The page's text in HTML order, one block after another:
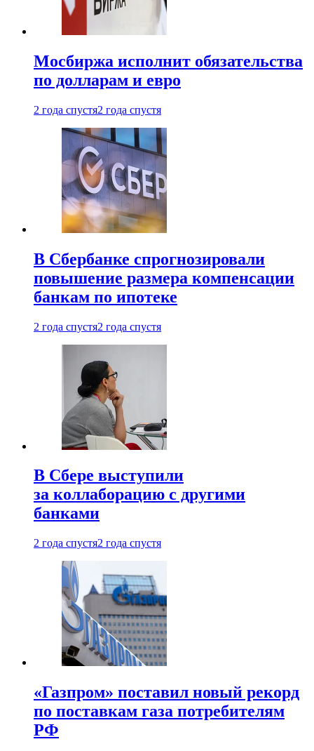
Мосбиржа исполнит обязательства
по долларам и евро
2 года спустя2 года спустя
В Сбербанке спрогнозировали
повышение размера компенсации
банкам по ипотеке
2 года спустя2 года спустя
В Сбере выступили
за коллаборацию с другими
банками
2 года спустя2 года спустя
«Газпром» поставил новый рекорд
по поставкам газа потребителям
РФ